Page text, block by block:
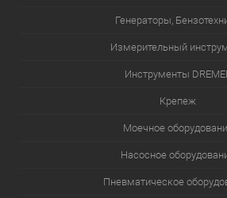
Генераторы,
Измерительный
Инструменты
Крепеж
Моечное
Насосное
Пневматическое